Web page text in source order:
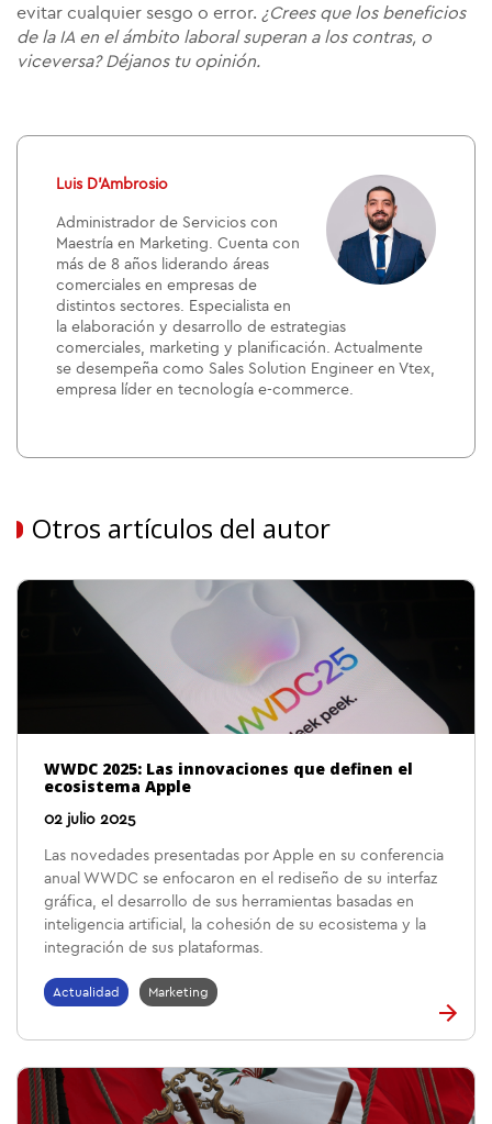
evitar cualquier sesgo o error. ¿Crees que los beneficios
de la IA en el ámbito laboral superan a los contras, o
viceversa? Déjanos tu opinión.
Luis D’Ambrosio
Administrador de Servicios con
Maestría en Marketing. Cuenta con
más de 8 años liderando áreas
comerciales en empresas de
distintos sectores. Especialista en
la elaboración y desarrollo de estrategias
comerciales, marketing y planificación. Actualmente
se desempeña como Sales Solution Engineer en Vtex,
empresa líder en tecnología e-commerce.
Otros artículos del autor
WWDC 2025: Las innovaciones que definen el
ecosistema Apple
02 julio 2025
Las novedades presentadas por Apple en su conferencia
anual WWDC se enfocaron en el rediseño de su interfaz
gráfica, el desarrollo de sus herramientas basadas en
inteligencia artificial, la cohesión de su ecosistema y la
integración de sus plataformas.
Actualidad Marketing